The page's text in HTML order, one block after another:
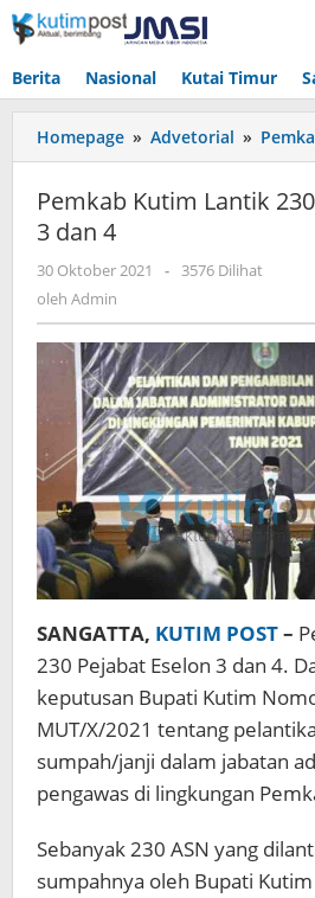
Lewati
ke
Berita Nasional Kutai Timur
Homepage » Advetorial »
Pemkab Kutim Lantik
3 dan 4
30 Oktober 2021
oleh
- 3576 Dilihat
oleh Admin
SANGATTA, KUTIM POST–
230 Pejabat Eselon 3 dan 4.
keputusan Bupati Kutim
MUT/X/2021 tentang
sumpah/janji dalam jabatan
pengawas di lingkungan
Sebanyak 230 ASN yang
sumpahnya oleh Bupati